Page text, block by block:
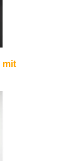
mit